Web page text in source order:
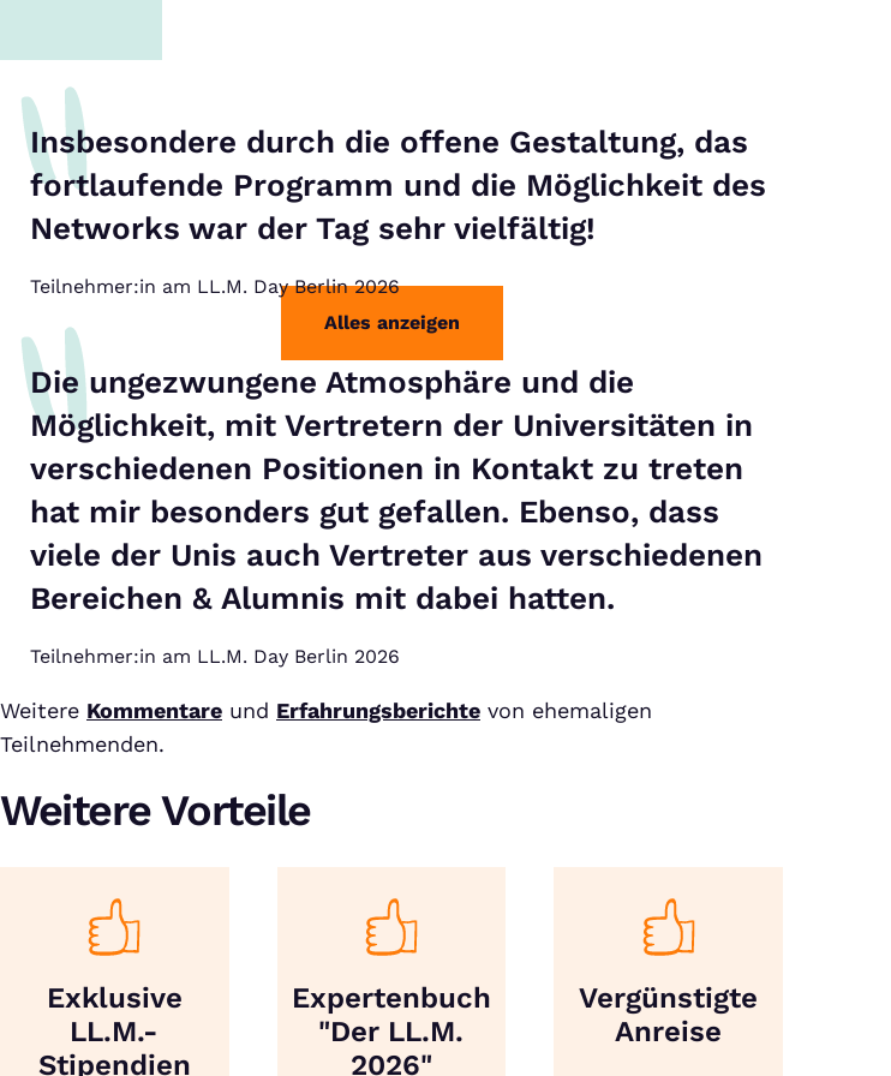
Alles anzeigen
Insbesondere durch die offene Gestaltung, das
fortlaufende Programm und die Möglichkeit des
Networks war der Tag sehr vielfältig!
Teilnehmer:in am LL.M. Day Berlin 2026
Die ungezwungene Atmosphäre und die
Möglichkeit, mit Vertretern der Universitäten in
verschiedenen Positionen in Kontakt zu treten
hat mir besonders gut gefallen. Ebenso, dass
viele der Unis auch Vertreter aus verschiedenen
Bereichen & Alumnis mit dabei hatten.
Teilnehmer:in am LL.M. Day Berlin 2026
Weitere Kommentare und Erfahrungsberichte von ehemaligen
Teilnehmenden.
Weitere Vorteile
Exklusive
LL.M.-
Stipendien
Expertenbuch
"Der LL.M.
2026"
Vergünstigte
Anreise